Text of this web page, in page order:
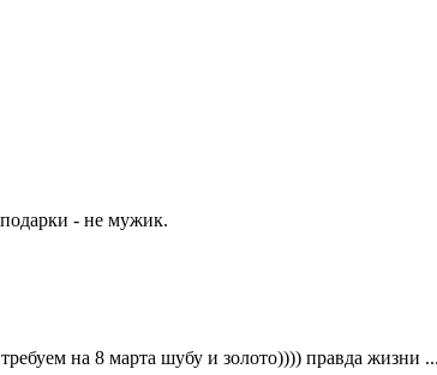
- не мужик.
на 8 марта шубу и золото)))) правда жизни ...